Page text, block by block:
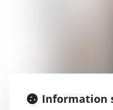
Information